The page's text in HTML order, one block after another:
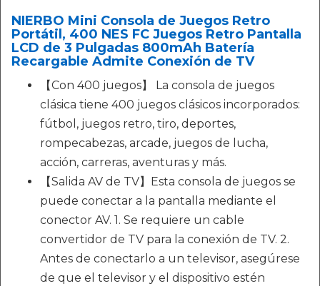
NIERBO Mini Consola de Juegos Retro
Portátil, 400 NES FC Juegos Retro Pantalla
LCD de 3 Pulgadas 800mAh Batería
Recargable Admite Conexión de TV
【Con 400 juegos】 La consola de juegos
clásica tiene 400 juegos clásicos incorporados:
fútbol, juegos retro, tiro, deportes,
rompecabezas, arcade, juegos de lucha,
acción, carreras, aventuras y más.
【Salida AV de TV】Esta consola de juegos se
puede conectar a la pantalla mediante el
conector AV. 1. Se requiere un cable
convertidor de TV para la conexión de TV. 2.
Antes de conectarlo a un televisor, asegúrese
de que el televisor y el dispositivo estén